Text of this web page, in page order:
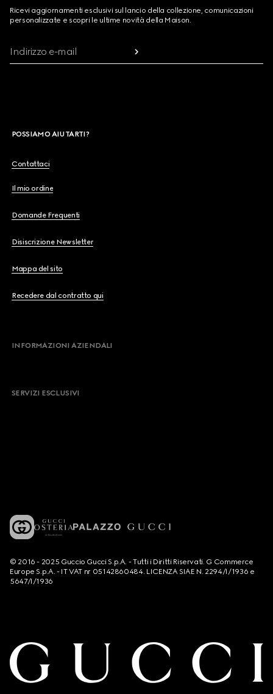
Ricevi aggiornamenti esclusivi sul lancio della collezione, comunicazioni
personalizzate e scopri le ultime novità della Maison.
Indirizzo e-mail
POSSIAMO AIUTARTI?
Contattaci
Il mio ordine
Domande Frequenti
Disiscrizione Newsletter
Mappa del sito
Recedere dal contratto qui
INFORMAZIONI AZIENDALI
SERVIZI ESCLUSIVI
© 2016 - 2025 Guccio Gucci S.p.A. - Tutti i Diritti Riservati. G Commerce
Europe S.p.A. - IT VAT nr 05142860484. LICENZA SIAE N. 2294/I/1936 e
5647/I/1936